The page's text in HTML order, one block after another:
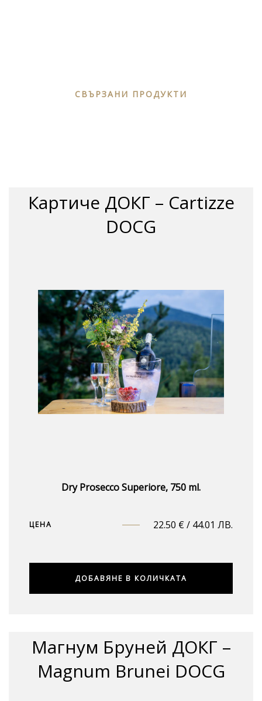
СВЪРЗАНИ ПРОДУКТИ
Картиче ДОКГ – Cartizze
DOCG
Dry Prosecco Superiore, 750 ml.
ЦЕНА 22.50 € / 44.01 ЛВ.
ДОБАВЯНЕ В КОЛИЧКАТА
Магнум Бруней ДОКГ –
Magnum Brunei DOCG